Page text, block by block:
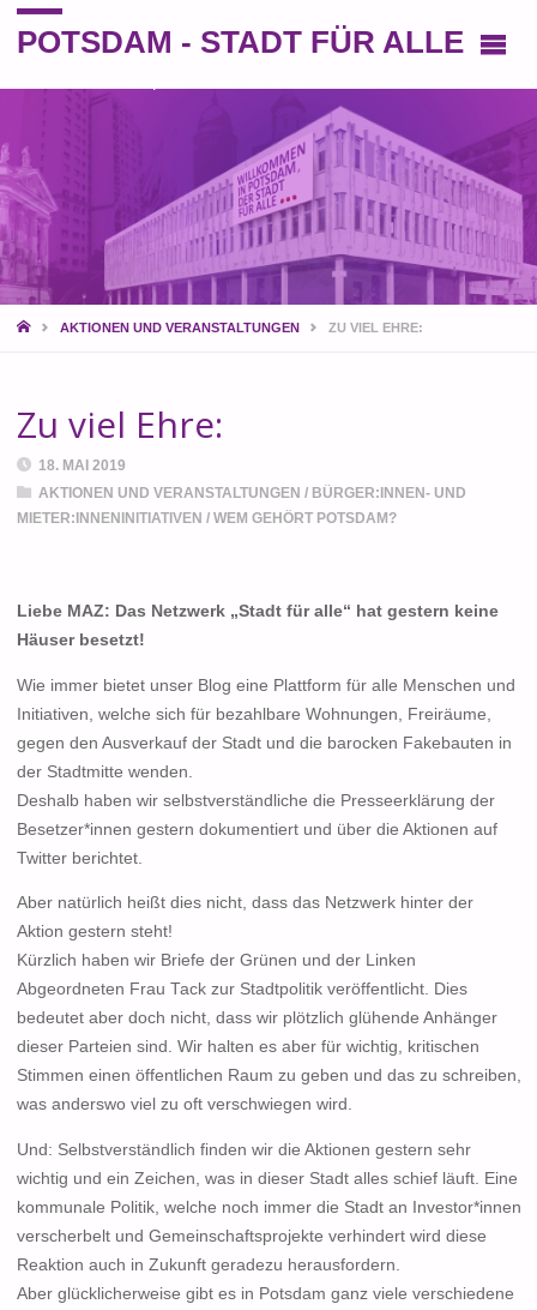
POTSDAM - STADT FÜR ALLE
STARTAKTIONEN UND VERANSTALTUNGEN ZU VIEL EHRE:
Zu viel Ehre:
18. MAI 2019
AKTIONEN UND VERANSTALTUNGEN / BÜRGER:INNEN- UND
MIETER:INNENINITIATIVEN / WEM GEHÖRT POTSDAM?
Liebe MAZ: Das Netzwerk „Stadt für alle“ hat gestern keine
Häuser besetzt!
Wie immer bietet unser Blog eine Plattform für alle Menschen und
Initiativen, welche sich für bezahlbare Wohnungen, Freiräume,
gegen den Ausverkauf der Stadt und die barocken Fakebauten in
der Stadtmitte wenden.
Deshalb haben wir selbstverständliche die Presseerklärung der
Besetzer*innen gestern dokumentiert und über die Aktionen auf
Twitter berichtet.
Aber natürlich heißt dies nicht, dass das Netzwerk hinter der
Aktion gestern steht!
Kürzlich haben wir Briefe der Grünen und der Linken
Abgeordneten Frau Tack zur Stadtpolitik veröffentlicht. Dies
bedeutet aber doch nicht, dass wir plötzlich glühende Anhänger
dieser Parteien sind. Wir halten es aber für wichtig, kritischen
Stimmen einen öffentlichen Raum zu geben und das zu schreiben,
was anderswo viel zu oft verschwiegen wird.
Und: Selbstverständlich finden wir die Aktionen gestern sehr
wichtig und ein Zeichen, was in dieser Stadt alles schief läuft. Eine
kommunale Politik, welche noch immer die Stadt an Investor*innen
verscherbelt und Gemeinschaftsprojekte verhindert wird diese
Reaktion auch in Zukunft geradezu herausfordern.
Aber glücklicherweise gibt es in Potsdam ganz viele verschiedene